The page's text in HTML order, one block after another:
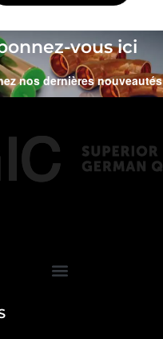
vous ici
nos dernières nouveautés